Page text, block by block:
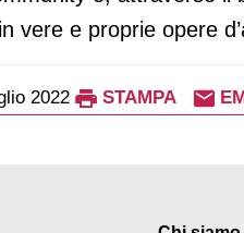
vere e proprie opere
2022 STAMPA
delusa dai risultati dei